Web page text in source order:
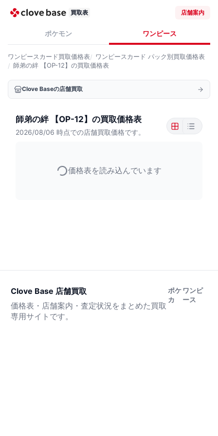
買取表 店舗案内
ポケモン ワンピース
ワンピースカード買取価格表 ワンピースカード パック別買取価格表
師弟の絆 【OP-12】の買取価格表
Clove Baseの店舗買取
師弟の絆 【OP-12】の買取価格表
2026/08/06 時点での店舗買取価格です。
価格表を読み込んでいます
Clove Base 店舗買取
価格表・店舗案内・査定状況をまとめた買取
専用サイトです。
ポケ
カ
ワンピ
ース